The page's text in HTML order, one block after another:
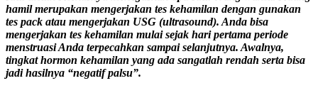
hamil merupakan mengerjakan tes kehamilan dengan gunakan
tes pack atau mengerjakan USG (ultrasound). Anda bisa
mengerjakan tes kehamilan mulai sejak hari pertama periode
menstruasi Anda terpecahkan sampai selanjutnya. Awalnya,
tingkat hormon kehamilan yang ada sangatlah rendah serta bisa
jadi hasilnya “negatif palsu”.